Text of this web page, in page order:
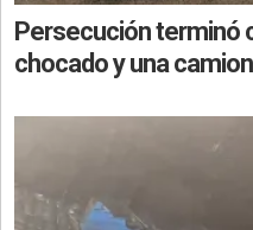
Persecución terminó
chocado y una